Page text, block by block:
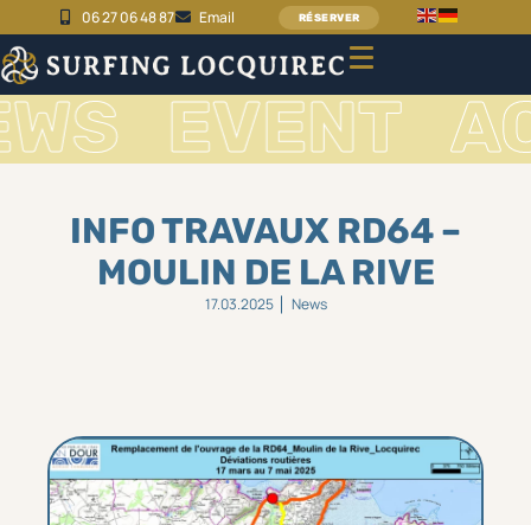
06 27 06 48 87 Email RÉSERVER
EVENT
INFO TRAVAUX RD64 –
MOULIN DE LA RIVE
17.03.2025 News